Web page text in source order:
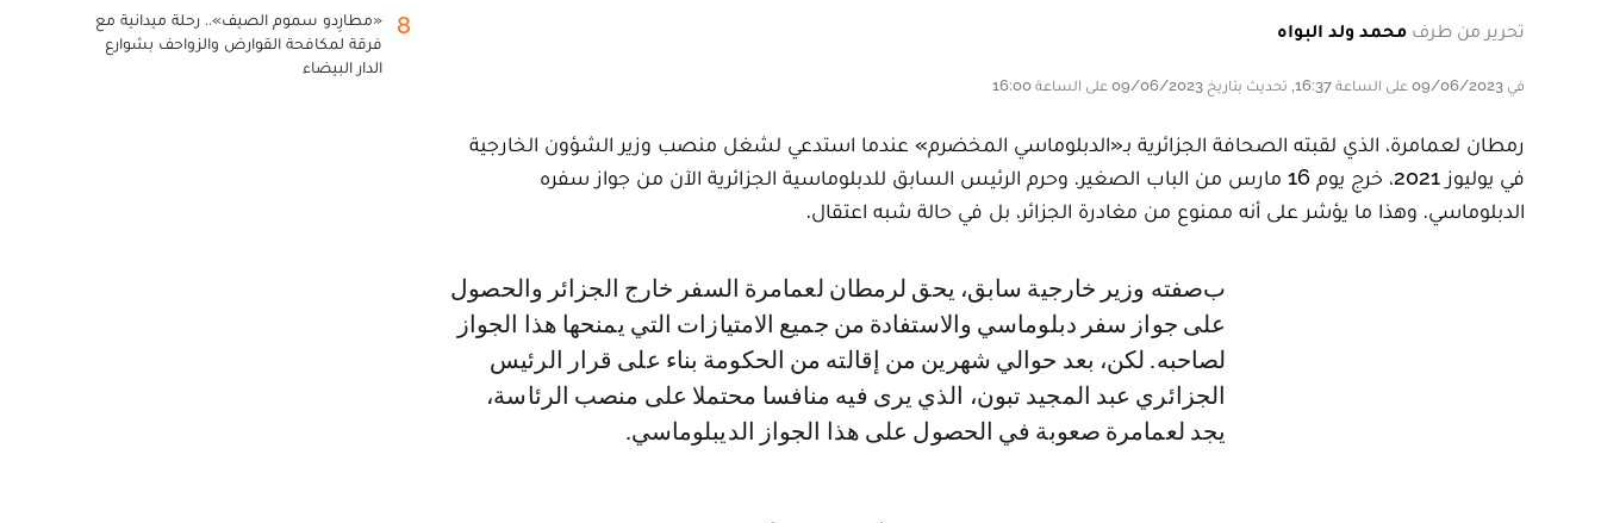
تحرير من طرف محمد ولد البواه
في 09/06/2023 على الساعة 16:37, تحديث بتاريخ 09/06/2023 على الساعة 16:00
رمطان لعمامرة، الذي لقبته الصحافة الجزائرية بـ«الدبلوماسي المخضرم» عندما استدعي لشغل منصب وزير الشؤون الخارجية
في يوليوز 2021، خرج يوم 16 مارس من الباب الصغير. وحرم الرئيس السابق للدبلوماسية الجزائرية الآن من جواز سفره
الدبلوماسي. وهذا ما يؤشر على أنه ممنوع من مغادرة الجزائر، بل في حالة شبه اعتقال.
بصفته وزير خارجية سابق، يحق لرمطان لعمامرة السفر خارج الجزائر والحصول
على جواز سفر دبلوماسي والاستفادة من جميع الامتيازات التي يمنحها هذا الجواز
لصاحبه. لكن، بعد حوالي شهرين من إقالته من الحكومة بناء على قرار الرئيس
الجزائري عبد المجيد تبون، الذي يرى فيه منافسا محتملا على منصب الرئاسة،
يجد لعمامرة صعوبة في الحصول على هذا الجواز الديبلوماسي.
8
«مطارِدو سموم الصيف».. رحلة ميدانية مع
فرقة لمكافحة القوارض والزواحف بشوارع
الدار البيضاء